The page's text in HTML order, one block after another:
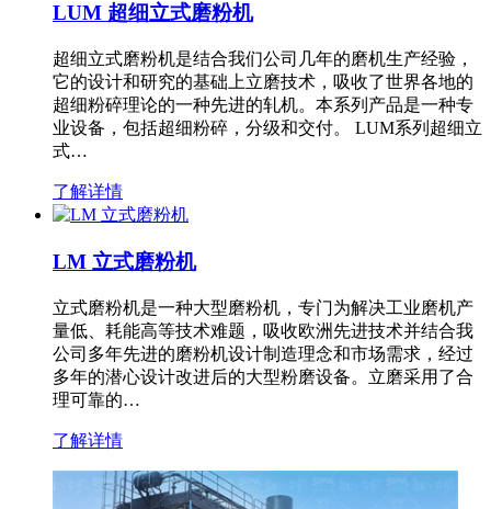
LUM 超细立式磨粉机
超细立式磨粉机是结合我们公司几年的磨机生产经验，
它的设计和研究的基础上立磨技术，吸收了世界各地的
超细粉碎理论的一种先进的轧机。本系列产品是一种专
业设备，包括超细粉碎，分级和交付。 LUM系列超细立
式…
了解详情
LM 立式磨粉机
立式磨粉机是一种大型磨粉机，专门为解决工业磨机产
量低、耗能高等技术难题，吸收欧洲先进技术并结合我
公司多年先进的磨粉机设计制造理念和市场需求，经过
多年的潜心设计改进后的大型粉磨设备。立磨采用了合
理可靠的…
了解详情